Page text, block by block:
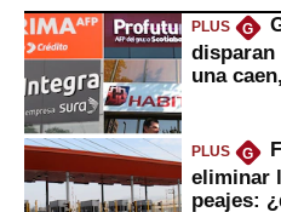
PLUS G
disparan
una
PLUS G
eliminar
peajes: